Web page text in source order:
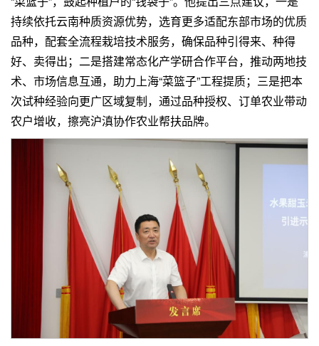
持续依托云南种质资源优势，选育更多适配东部市场的优质
品种，配套全流程栽培技术服务，确保品种引得来、种得
好、卖得出；二是搭建常态化产学研合作平台，推动两地技
术、市场信息互通，助力上海“菜篮子”工程提质；三是把本
次试种经验向更广区域复制，通过品种授权、订单农业带动
农户增收，擦亮沪滇协作农业帮扶品牌。